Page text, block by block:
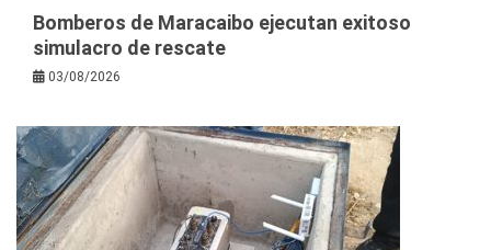
Bomberos de Maracaibo ejecutan exitoso
simulacro de rescate
03/08/2026